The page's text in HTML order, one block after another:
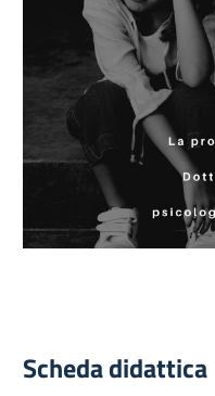
Scheda didattica